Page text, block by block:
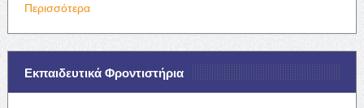
Περισσότερα
Εκπαιδευτικά Φροντιστήρια